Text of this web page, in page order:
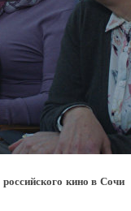
кино в Сочи